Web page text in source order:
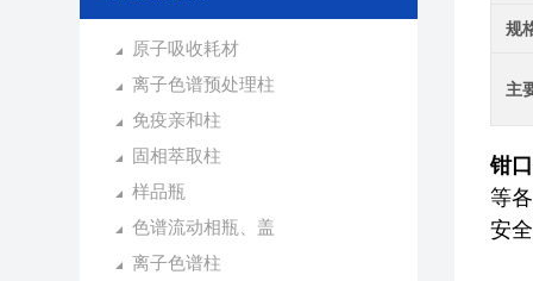
原子吸收耗材
离子色谱预处理柱
免疫亲和柱
固相萃取柱
样品瓶
色谱流动相瓶、盖
离子色谱柱
规
主
钳
等
安